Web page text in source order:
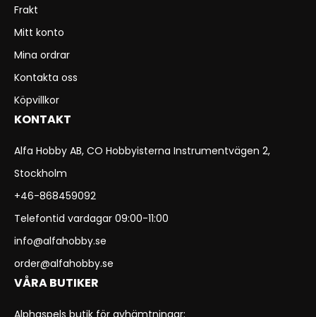
Frakt
Mitt konto
Mina ordrar
Kontakta oss
Köpvillkor
KONTAKT
Alfa Hobby AB, CO Hobbyisterna Instrumentvägen 2,
Stockholm
+46-868459092
Telefontid vardagar 09:00-11:00
info@alfahobby.se
order@alfahobby.se
VÅRA BUTIKER